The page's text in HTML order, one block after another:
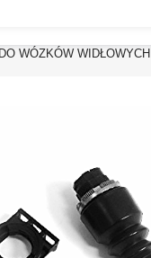
WÓZKÓW WIDŁOWYCH